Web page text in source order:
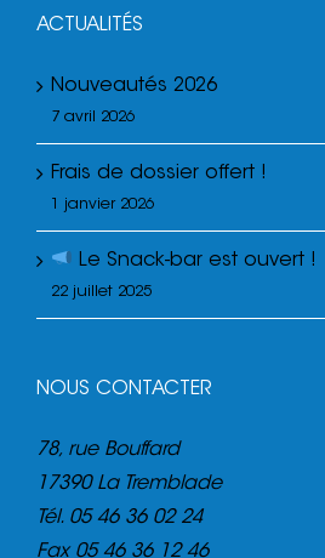
ACTUALITÉS
Nouveautés 2026
7 avril 2026
Frais de dossier offert !
1 janvier 2026
Le Snack-bar est ouvert !
22 juillet 2025
NOUS CONTACTER
78, rue Bouffard
17390 La Tremblade
Tél. 05 46 36 02 24
Fax 05 46 36 12 46